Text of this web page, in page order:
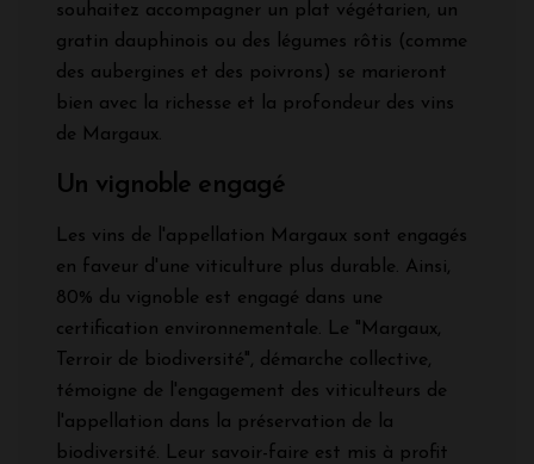
souhaitez accompagner un plat végétarien, un
gratin dauphinois ou des légumes rôtis (comme
des aubergines et des poivrons) se marieront
bien avec la richesse et la profondeur des vins
de Margaux.
Un vignoble engagé
Les vins de l'appellation Margaux sont engagés
en faveur d'une viticulture plus durable. Ainsi,
80% du vignoble est engagé dans une
certification environnementale. Le "Margaux,
Terroir de biodiversité", démarche collective,
témoigne de l'engagement des viticulteurs de
l'appellation dans la préservation de la
biodiversité. Leur savoir-faire est mis à profit